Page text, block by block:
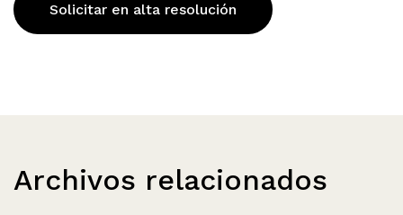
Solicitar en alta resolución
Archivos relacionados